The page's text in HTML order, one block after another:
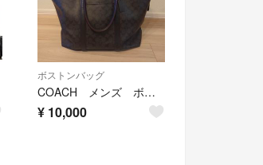
ボストンバッグ
COACH メンズ ボストンバッグ【ますさま専用】
¥ 10,000